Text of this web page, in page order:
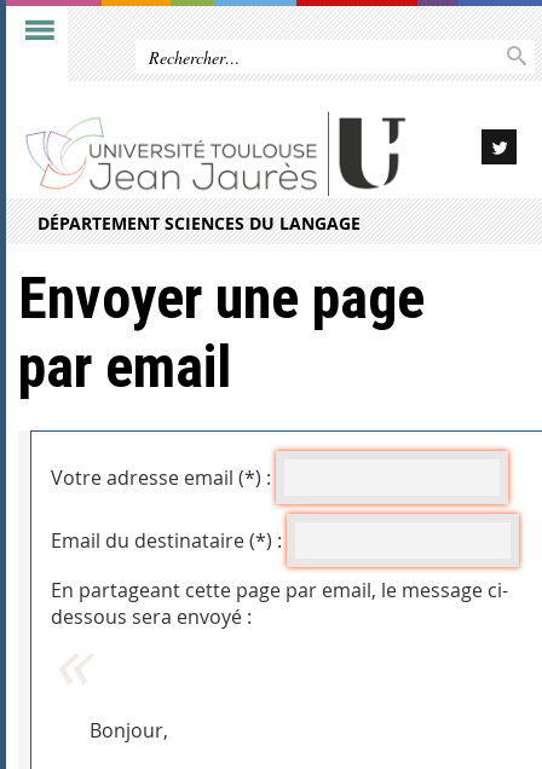
DÉPARTEMENT SCIENCES DU LANGAGE
Envoyer une page
par email
Votre adresse email (*) :
Email du destinataire (*) :
En partageant cette page par email, le message ci-
dessous sera envoyé :
Bonjour,